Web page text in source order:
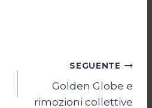
SEGUENTE
Golden Globe e
rimozioni collettive